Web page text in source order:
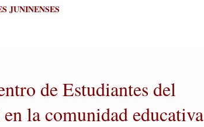
JUNINENSES
de Estudiantes del
la comunidad educativa